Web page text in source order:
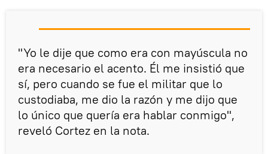
"Yo le dije que como era con mayúscula no
era necesario el acento. Él me insistió que
sí, pero cuando se fue el militar que lo
custodiaba, me dio la razón y me dijo que
lo único que quería era hablar conmigo",
reveló Cortez en la nota.